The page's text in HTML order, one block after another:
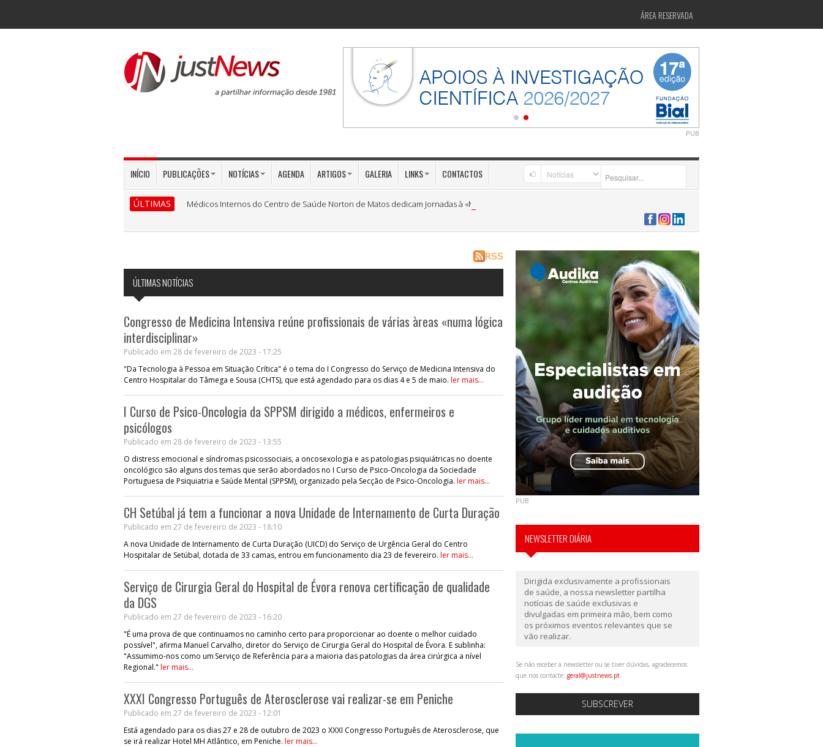
ÁREA RESERVADA
PUB
INÍCIO PUBLICAÇÕES NOTÍCIAS AGENDA ARTIGOS GALERIA LINKS CONTACTOS
ÚLTIMAS Médicos Internos do Centro de Saúde Norton de Matos dedicam Jornadas à «Medicina Preventiva»
ÚLTIMAS NOTÍCIAS
Congresso de Medicina Intensiva reúne profissionais de várias àreas «numa lógica
interdisciplinar»
Publicado em 28 de fevereiro de 2023 - 17:25
"Da Tecnologia à Pessoa em Situação Crítica" é o tema do I Congresso do Serviço de Medicina Intensiva do
Centro Hospitalar do Tâmega e Sousa (CHTS), que está agendado para os dias 4 e 5 de maio. ler mais...
I Curso de Psico-Oncologia da SPPSM dirigido a médicos, enfermeiros e
psicólogos
Publicado em 28 de fevereiro de 2023 - 13:55
O distress emocional e síndromas psicossociais, a oncosexologia e as patologias psiquiátricas no doente
oncológico são alguns dos temas que serão abordados no I Curso de Psico-Oncologia da Sociedade
Portuguesa de Psiquiatria e Saúde Mental (SPPSM), organizado pela Secção de Psico-Oncologia. ler mais...
CH Setúbal já tem a funcionar a nova Unidade de Internamento de Curta Duração
Publicado em 27 de fevereiro de 2023 - 18:10
A nova Unidade de Internamento de Curta Duração (UICD) do Serviço de Urgência Geral do Centro
Hospitalar de Setúbal, dotada de 33 camas, entrou em funcionamento dia 23 de fevereiro. ler mais...
Serviço de Cirurgia Geral do Hospital de Évora renova certificação de qualidade
da DGS
Publicado em 27 de fevereiro de 2023 - 16:20
"É uma prova de que continuamos no caminho certo para proporcionar ao doente o melhor cuidado
possível", afirma Manuel Carvalho, diretor do Serviço de Cirurgia Geral do Hospital de Évora. E sublinha:
"Assumimo-nos como um Serviço de Referência para a maioria das patologias da área cirúrgica a nível
Regional." ler mais...
XXXI Congresso Português de Aterosclerose vai realizar-se em Peniche
Publicado em 27 de fevereiro de 2023 - 12:01
Está agendado para os dias 27 e 28 de outubro de 2023 o XXXI Congresso Português de Aterosclerose, que
se irá realizar Hotel MH Atlântico, em Peniche. ler mais...
PUB
NEWSLETTER DIÁRIA
Dirigida exclusivamente a profissionais
de saúde, a nossa newsletter partilha
notícias de saúde exclusivas e
divulgadas em primeira mão, bem como
os próximos eventos relevantes que se
vão realizar.
Se não receber a newsletter ou se tiver dúvidas, agradecemos
que nos contacte: geral@justnews.pt
SUBSCREVER